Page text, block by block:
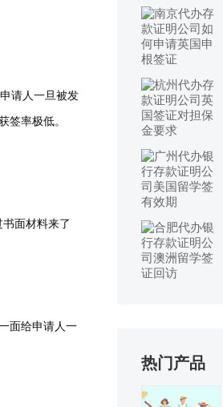
请人一旦被发
签率极低。
面材料来了
面给申请人一
热门产品